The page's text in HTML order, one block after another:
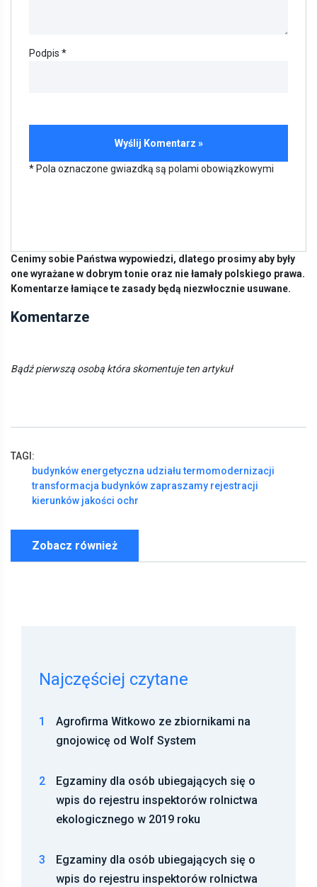
Podpis *
* Pola oznaczone gwiazdką są polami obowiązkowymi
Cenimy sobie Państwa wypowiedzi, dlatego prosimy aby były
one wyrażane w dobrym tonie oraz nie łamały polskiego prawa.
Komentarze łamiące te zasady będą niezwłocznie usuwane.
Komentarze
Bądź pierwszą osobą która skomentuje ten artykuł
TAGI:
budynków energetyczna udziału termomodernizacji
transformacja budynków zapraszamy rejestracji
kierunków jakości ochr
Zobacz również
Najczęściej czytane
1
Agrofirma Witkowo ze zbiornikami na
gnojowicę od Wolf System
2
Egzaminy dla osób ubiegających się o
wpis do rejestru inspektorów rolnictwa
ekologicznego w 2019 roku
3
Egzaminy dla osób ubiegających się o
wpis do rejestru inspektorów rolnictwa